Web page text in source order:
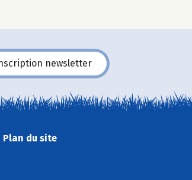
newsletter
Plan du site